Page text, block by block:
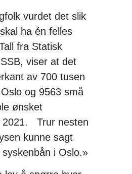
vurdet det slik
ha én felles
fra Statisk
viser at det
av 700 tusen
og 9563 små
ønsket
2021. Trur nesten
kunne sagt
i Oslo.»